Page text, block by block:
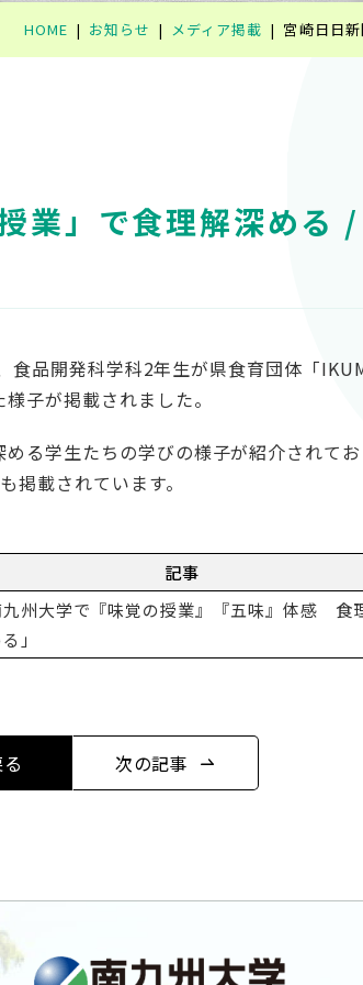
HOME お知らせ メディア掲載 宮崎日日
業」で食理解深める /
品開発科学科2年生が県食育団体「
子が掲載されました。
る学生たちの学びの様子が紹介されてお
載されています。
記事
九州大学で『味覚の授業』『五味』体感 食
」
次の記事